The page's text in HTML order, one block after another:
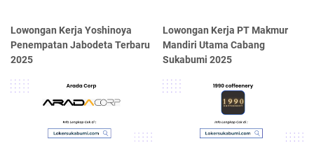
Lowongan Kerja Yoshinoya
Penempatan Jabodeta Terbaru
2025
Lowongan Kerja PT Makmur
Mandiri Utama Cabang
Sukabumi 2025